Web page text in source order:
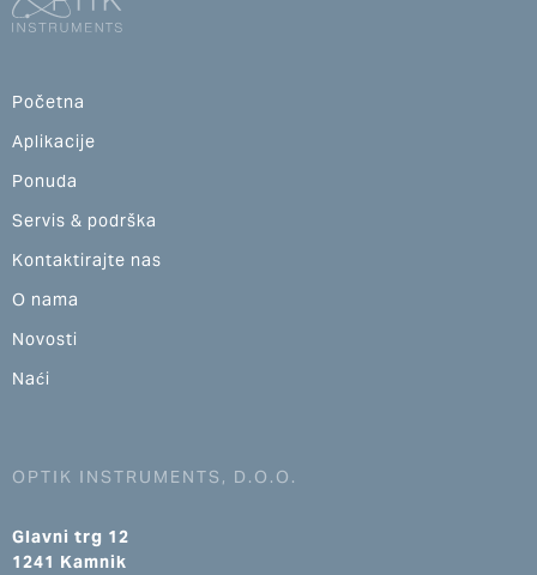
Početna
Aplikacije
Ponuda
Servis & podrška
Kontaktirajte nas
O nama
Novosti
Naći
OPTIK INSTRUMENTS, D.O.O.
Glavni trg 12
1241 Kamnik